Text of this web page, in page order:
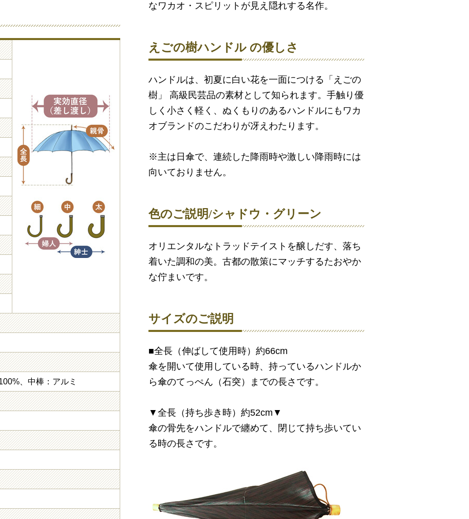
、中棒：アルミ
なワカオ・スピリットが見え隠れする名作。
えごの樹ハンドル の優しさ
ハンドルは、初夏に白い花を一面につける「えごの
樹」 高級民芸品の素材として知られます。手触り優
しく小さく軽く、ぬくもりのあるハンドルにもワカ
オブランドのこだわりが冴えわたります。
※主は日傘で、連続した降雨時や激しい降雨時には
向いておりません。
色のご説明/シャドウ・グリーン
オリエンタルなトラッドテイストを醸しだす、落ち
着いた調和の美。古都の散策にマッチするたおやか
な佇まいです。
サイズのご説明
■全長（伸ばして使用時）約66cm
傘を開いて使用している時、持っているハンドルか
ら傘のてっぺん（石突）までの長さです。
▼全長（持ち歩き時）約52cm▼
傘の骨先をハンドルで纏めて、閉じて持ち歩いてい
る時の長さです。